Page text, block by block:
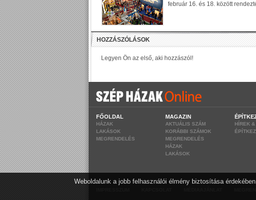
február 16. és 18. között
FŐOLDAL
HÁZAK
LAKÁSOK
MEGRENDELÉS
MAGAZIN
AKTUÁLIS SZÁM
KORÁBBI SZÁMOK
MEGRENDELÉS
HÁZAK
LAKÁSOK
HÍREK
Weboldalunk a jobb felhasználói élmény biztosítása